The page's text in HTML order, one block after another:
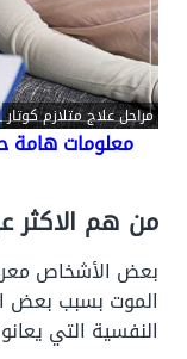
مراحل علاج متلازم كوتار
معلومات هامة
من هم الاكثر
بعض الأشخاص
الموت بسبب بعض
النفسية التي